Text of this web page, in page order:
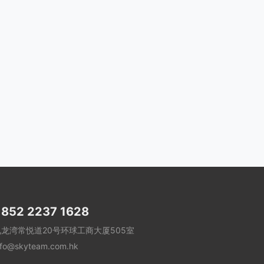
2237 1628
湾常悦道20号环球工商大厦505室